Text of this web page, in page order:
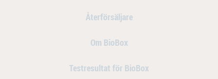
Återförsäljare
Om BioBox
Testresultat för BioBox